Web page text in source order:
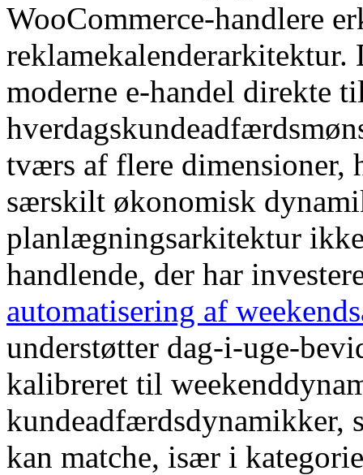
WooCommerce-handlere
moderne e-handel direkte
tværs af flere dimensioner,
særskilt økonomisk
planlægningsarkitektur
handlende, der har
automatisering af
understøtter dag-i-uge-
kalibreret til
kundeadfærdsdynamikker,
kan matche, især i